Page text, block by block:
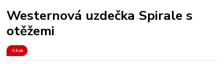
Westernová uzdečka Spirale s
otěžemi
Akce